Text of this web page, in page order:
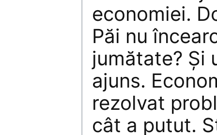
economiei.
Păi nu
jumătate? Și
ajuns.
rezolvat
cât a putut.